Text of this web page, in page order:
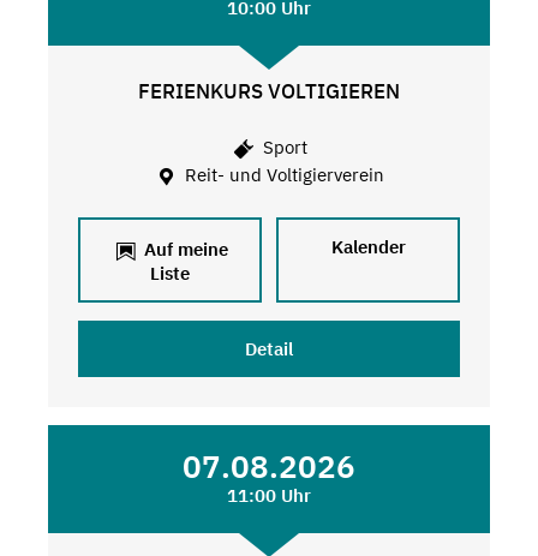
10:00 Uhr
FERIENKURS VOLTIGIEREN
Sport
Reit- und Voltigierverein
Auf meine
Liste
Kalender
Detail
07.08.2026
11:00 Uhr